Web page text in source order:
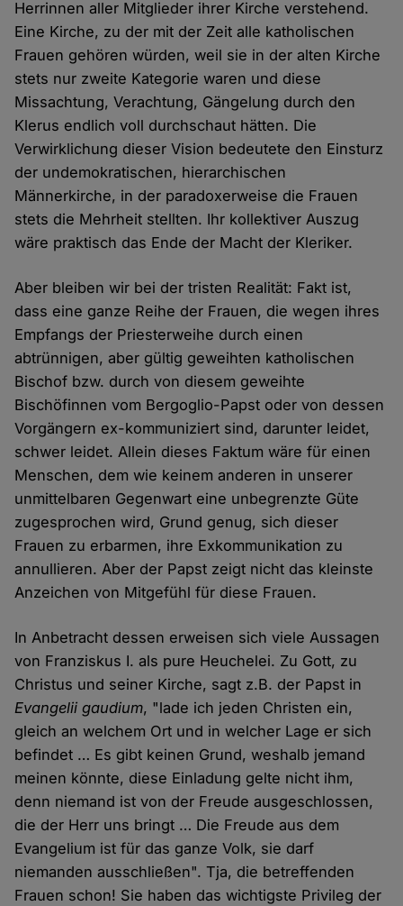
Herrinnen aller Mitglieder ihrer Kirche verstehend.
Eine Kirche, zu der mit der Zeit alle katholischen
Frauen gehören würden, weil sie in der alten Kirche
stets nur zweite Kategorie waren und diese
Missachtung, Verachtung, Gängelung durch den
Klerus endlich voll durchschaut hätten. Die
Verwirklichung dieser Vision bedeutete den Einsturz
der undemokratischen, hierarchischen
Männerkirche, in der paradoxerweise die Frauen
stets die Mehrheit stellten. Ihr kollektiver Auszug
wäre praktisch das Ende der Macht der Kleriker.
Aber bleiben wir bei der tristen Realität: Fakt ist,
dass eine ganze Reihe der Frauen, die wegen ihres
Empfangs der Priesterweihe durch einen
abtrünnigen, aber gültig geweihten katholischen
Bischof bzw. durch von diesem geweihte
Bischöfinnen vom Bergoglio-Papst oder von dessen
Vorgängern ex-kommuniziert sind, darunter leidet,
schwer leidet. Allein dieses Faktum wäre für einen
Menschen, dem wie keinem anderen in unserer
unmittelbaren Gegenwart eine unbegrenzte Güte
zugesprochen wird, Grund genug, sich dieser
Frauen zu erbarmen, ihre Exkommunikation zu
annullieren. Aber der Papst zeigt nicht das kleinste
Anzeichen von Mitgefühl für diese Frauen.
In Anbetracht dessen erweisen sich viele Aussagen
von Franziskus I. als pure Heuchelei. Zu Gott, zu
Christus und seiner Kirche, sagt z.B. der Papst in
Evangelii gaudium, "lade ich jeden Christen ein,
gleich an welchem Ort und in welcher Lage er sich
befindet … Es gibt keinen Grund, weshalb jemand
meinen könnte, diese Einladung gelte nicht ihm,
denn niemand ist von der Freude ausgeschlossen,
die der Herr uns bringt … Die Freude aus dem
Evangelium ist für das ganze Volk, sie darf
niemanden ausschließen". Tja, die betreffenden
Frauen schon! Sie haben das wichtigste Privileg der